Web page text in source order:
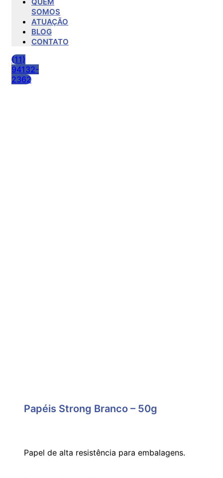
SOMOS
ATUAÇÃO
BLOG
CONTATO
(11)
94132-
2362
Papéis Strong Branco – 50g
Papel de alta resistência para embalagens.